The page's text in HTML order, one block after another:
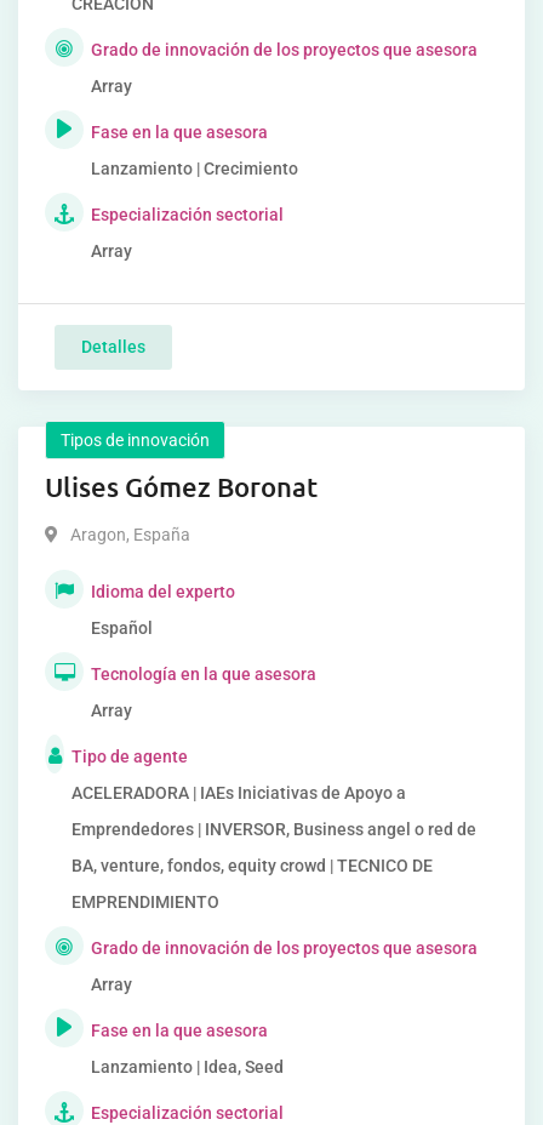
Grado de innovación de los proyectos que asesora
Array
Fase en la que asesora
Lanzamiento | Crecimiento
Especialización sectorial
Array
Detalles
Tipos de innovación
Ulises Gómez Boronat
Aragon, España
Idioma del experto
Español
Tecnología en la que asesora
Array
Tipo de agente
ACELERADORA | IAEs Iniciativas de Apoyo a
Emprendedores | INVERSOR, Business angel o red de
BA, venture, fondos, equity crowd | TECNICO DE
EMPRENDIMIENTO
Grado de innovación de los proyectos que asesora
Array
Fase en la que asesora
Lanzamiento | Idea, Seed
Especialización sectorial